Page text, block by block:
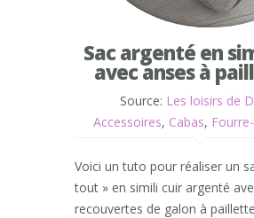
Sac argenté en
avec anses à
Source: Les loisirs de
Accessoires, Cabas,
Voici un tuto pour réaliser un
tout » en simili cuir argenté
recouvertes de galon à